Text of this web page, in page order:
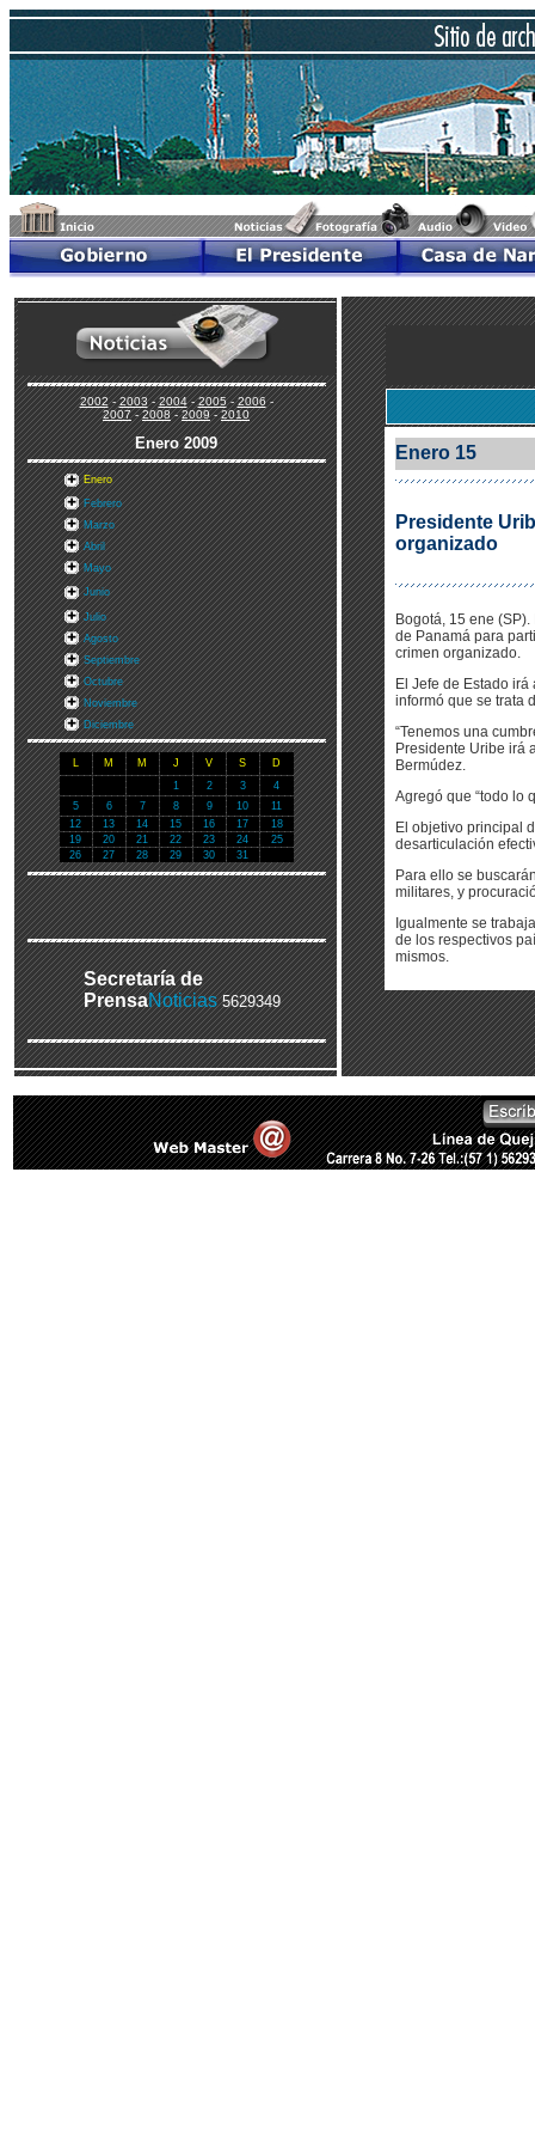
2002-2003-2004-2005-2006-
2007-2008-2009-2010
Enero2009
Enero
Febrero
Marzo
Abril
Mayo
Junio
Julio
Agosto
Septiembre
Octubre
Noviembre
Diciembre
L M M J V S
D
1
2 3
4
5
6 7 8 9 10
11
12
13 14 15 16 17
18
19
20 21 22 23 24
25
26
27 28 29 30 31
Secretaría de
PrensaNoticias 5629349
Enero 15
Presidente
organizado
Bogotá, 15 ene
de Panamá para
crimen organizado.
El Jefe de Estado
informó que se trata
“Tenemos una
Presidente Uribe irá
Bermúdez.
Agregó que “todo lo
El objetivo principal
desarticulación
Para ello se
militares, y
Igualmente se
de los respectivos
mismos.